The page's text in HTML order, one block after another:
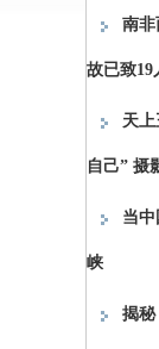
南非
故已致19
天
自己” 摄
当
峡
揭秘